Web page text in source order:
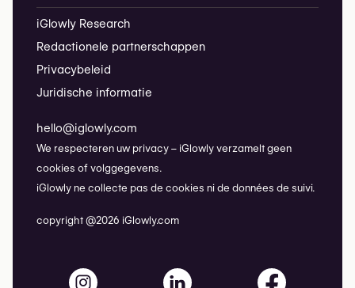
iGlowly Research
Redactionele partnerschappen
Privacybeleid
Juridische informatie
hello@iglowly.com
We respecteren uw privacy – iGlowly verzamelt geen
cookies of volggegevens.
iGlowly ne collecte pas de cookies ni de données de suivi.
copyright @2026 iGlowly.com